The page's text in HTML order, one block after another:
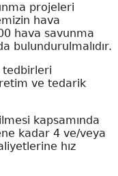
projeleri
hava
hava savunma
bulundurulmalıdır.
tedbirleri
ve tedarik
kapsamında
kadar 4 ve/veya
hız